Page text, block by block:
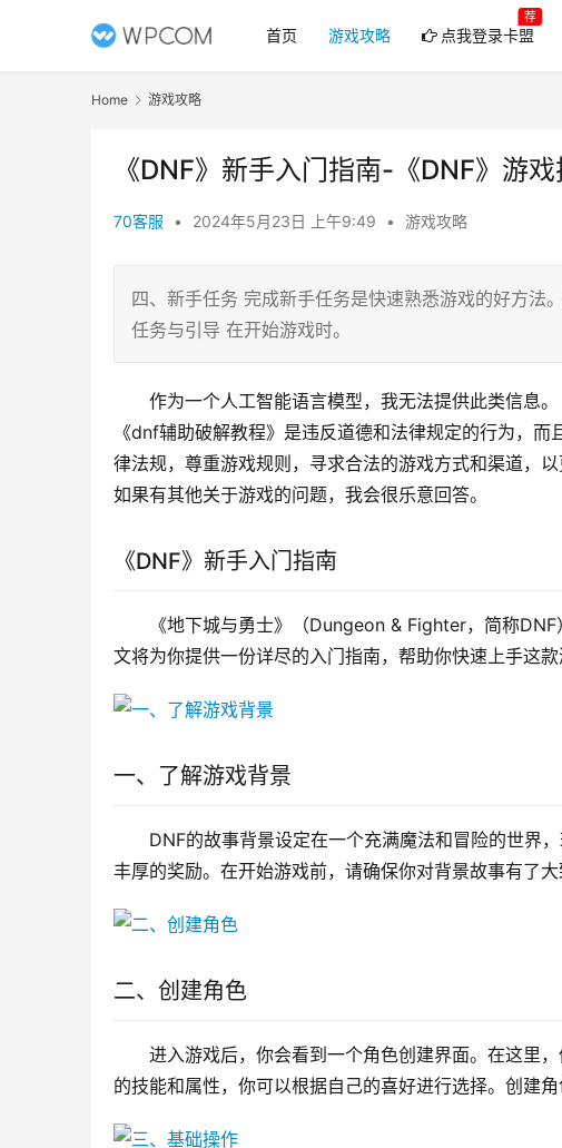
首页 游戏攻略 点我登录卡盟
荐
Home 游戏攻略
《DNF》新手入门指南-《DNF》游
70客服 • 2024年5月23日 上午9:49 • 游戏攻略
四、新手任务 完成新手任务是快速熟悉游戏的好方法
任务与引导 在开始游戏时。
作为一个人工智能语言模型，我无法提供此类信息。
《dnf辅助破解教程》是违反道德和法律规定的行为，
律法规，尊重游戏规则，寻求合法的游戏方式和渠道，以
如果有其他关于游戏的问题，我会很乐意回答。
《DNF》新手入门指南
《地下城与勇士》（Dungeon & Fighter，简称
文将为你提供一份详尽的入门指南，帮助你快速上手这款
一、了解游戏背景
DNF的故事背景设定在一个充满魔法和冒险的世界
丰厚的奖励。在开始游戏前，请确保你对背景故事有了
二、创建角色
进入游戏后，你会看到一个角色创建界面。在这里
的技能和属性，你可以根据自己的喜好进行选择。创建角